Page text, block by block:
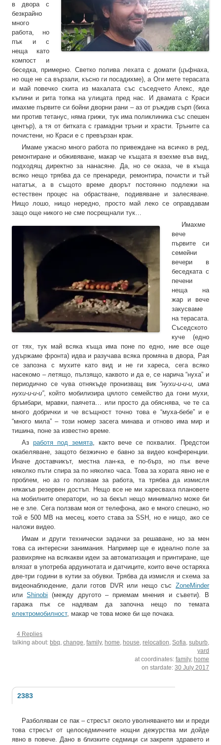
в двора с
безкрайно
много
работа, но
пък и с
неща като
компост и
беседка, примерно. Светко полива лехата с домати (цъфнаха,
но още не са вързали, късно ги посадихме), а Оги мете терасата
и май повечко скита из махалата със съседчето Алекс, яде
къпини и рита топка на улицата пред нас. И двамата с Краси
имахме първите си бойни дворни рани – аз от ръждив сърп (биха
ми против тетанус, няма грижи, тук има поликлиника със спешен
център), а тя от битката с грамадни тръни и храсти. Тръните са
почистени, но Краси е с превързан крак.
Имаме ужасно много работа по привеждане на всичко в ред,
ремонтиране и обживяване, макар че къщата я взехме във вид,
подходящ директно за нанасяне. Да, но се оказа, че в къща
всяко нещо трябва да се пренареди, ремонтира, почисти и тъй
нататък, а в същото време дворът постоянно подлежи на
естествен процес на обрастване, подивяване и залесяване.
Нищо лошо, нищо нередно, просто май леко се оправдавам
защо още никого не сме посрещнали тук…
Имахме
вече
първите си
семейни
вечери в
беседката с
печени
неща на
жар и вече
закусваме
на терасата.
Съседското
куче (едно
от тях, тук май всяка къща има поне по едно, ние все още
удържаме фронта) идва и разучава всяка промяна в двора, Рая
се запозна с мухите като вид и не ги хареса, сега всяко
насекомо – летящо, пълзящо, каквото и да е, се нарича “нуха” и
периодично се чува отнякъде пронизващ вик “нухи-и-и-и, има
нухи-и-и-и”, който мобилизира цялото семейство да гони мухи,
бръмбари, мравки, паячета… или просто да обяснява, че те са
много добрички и че всъщност точно това е “муха-бебе” и е
“много мила” – този номер засега минава и отново има мир и
тишина, поне за известно време.
Аз работя под земята, както вече се похвалих. Предстои
окабеляване, защото безжично е бавно за видео конференции.
Иначе доставчикът, местна лан-ка, е по-бърз, но пък вече
няколко пъти спира за по няколко часа. Това за хората явно не е
проблем, но аз го ползвам за работа, та трябва да измисля
някакъв резервен достъп. Нещо все не ми харесваха плановете
на мобилните оператори, но за бекъп нещо минимално може би
не е зле. Сега ползвам моя от телефона, ако е много спешно, но
той е 500 MB на месец, което става за SSH, но е нищо, ако се
наложи видео.
Имам и други технически задачки за решаване, но за мен
това са интересни занимания. Например ще е идеално поле за
развихряне на всякакви идеи за автоматизация и принтиране, ще
влязат в употреба ардуинотата и датчиците, които вече остаряха
две-три години в кутии за обувки. Трябва да измисля и схема за
видеонаблюдение, дали готов DVR или нещо със ZoneMinder
илиShinobi (между другото – приемам мнения и съвети). В
гаража пък се надявам да започна нещо по темата
електромобилност, макар че това може би ще почака.
4 Replies
talking about: bbq change family, home house relocation Sofia suburb
yard
at coordinates: family, home
on stardate: 30 July 2017
2383
Разболявам се пак – стресът около уволняването ми и преди
това стресът от целоседмичните нощни дежурства ми дойде
явно в повече. Дано в близките седмици си закрепя здравето и